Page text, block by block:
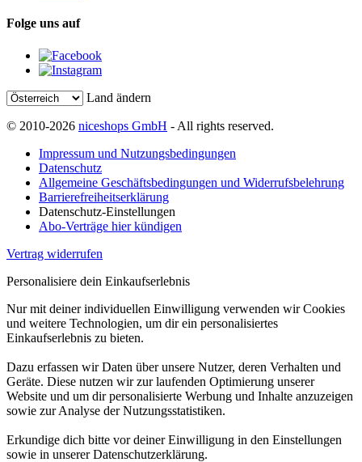
Folge uns auf
Land ändern
© 2010-2026 niceshops GmbH - All rights reserved.
Impressum und Nutzungsbedingungen
Datenschutz
Allgemeine Geschäftsbedingungen und Widerrufsbelehrung
Barrierefreiheitserklärung
Datenschutz-Einstellungen
Abo-Verträge hier kündigen
Vertrag widerrufen
Personalisiere dein Einkaufserlebnis
Nur mit deiner individuellen Einwilligung verwenden wir Cookies
und weitere Technologien, um dir ein personalisiertes
Einkaufserlebnis zu bieten.
Dazu erfassen wir Daten über unsere Nutzer, deren Verhalten und
Geräte. Diese nutzen wir zur laufenden Optimierung unserer
Website und um dir personalisierte Werbung und Inhalte anzuzeigen
sowie zur Analyse der Nutzungsstatistiken.
Erkundige dich bitte vor deiner Einwilligung in den Einstellungen
sowie in unserer Datenschutzerklärung.